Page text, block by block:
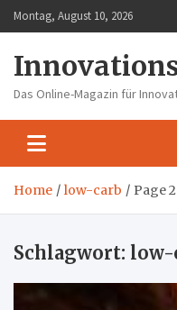
Skip
to
Montag, August 10, 2026
Das Online-Magazin für
Home low-carb Page 2
Schlagwort: low-